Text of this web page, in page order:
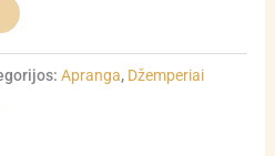
Apranga, Džemperiai